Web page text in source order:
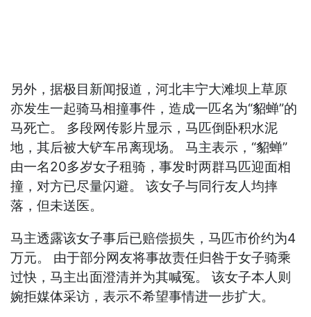
另外，据极目新闻报道，河北丰宁大滩坝上草原
亦发生一起骑马相撞事件，造成一匹名为“貂蝉”的
马死亡。 多段网传影片显示，马匹倒卧积水泥
地，其后被大铲车吊离现场。 马主表示，“貂蝉”
由一名20多岁女子租骑，事发时两群马匹迎面相
撞，对方已尽量闪避。 该女子与同行友人均摔
落，但未送医。
马主透露该女子事后已赔偿损失，马匹市价约为4
万元。 由于部分网友将事故责任归咎于女子骑乘
过快，马主出面澄清并为其喊冤。 该女子本人则
婉拒媒体采访，表示不希望事情进一步扩大。